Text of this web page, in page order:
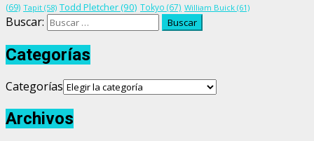
(69) Tapit (58) Todd Pletcher(90) Tokyo (67) William Buick (61)
Buscar:
Categorías
Categorías
Archivos